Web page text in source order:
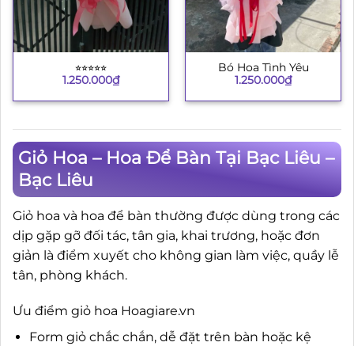
⭐︎⭐︎⭐︎⭐︎⭐︎
1.250.000₫
Bó Hoa Tình Yêu
1.250.000₫
Giỏ Hoa – Hoa Để Bàn Tại Bạc Liêu –
Bạc Liêu
Giỏ hoa và hoa để bàn thường được dùng trong các
dịp gặp gỡ đối tác, tân gia, khai trương, hoặc đơn
giản là điểm xuyết cho không gian làm việc, quầy lễ
tân, phòng khách.
Ưu điểm giỏ hoa Hoagiare.vn
Form giỏ chắc chắn, dễ đặt trên bàn hoặc kệ